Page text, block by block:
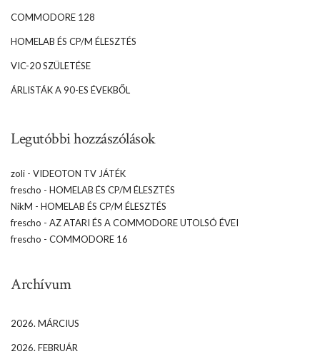
COMMODORE 128
HOMELAB ÉS CP/M ÉLESZTÉS
VIC-20 SZÜLETÉSE
ÁRLISTÁK A 90-ES ÉVEKBŐL
Legutóbbi hozzászólások
zoli - VIDEOTON TV JÁTÉK
frescho - HOMELAB ÉS CP/M ÉLESZTÉS
NikM - HOMELAB ÉS CP/M ÉLESZTÉS
frescho - AZ ATARI ÉS A COMMODORE UTOLSÓ ÉVEI
frescho - COMMODORE 16
Archívum
2026. MÁRCIUS
2026. FEBRUÁR